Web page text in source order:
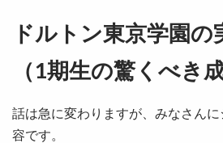
ドルトン東京学園の
（1期生の驚くべき成
話は急に変わりますが、みなさん
容です。